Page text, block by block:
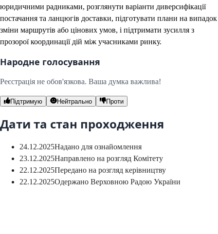
юридичними радниками, розглянути варіанти диверсифікації
постачання та ланцюгів доставки, підготувати плани на випадок
зміни маршрутів або цінових умов, і підтримати зусилля з
прозорої координації дій між учасниками ринку.
Народне голосування
Реєстрація не обов'язкова. Ваша думка важлива!
Підтримую Нейтрально Проти
Дати та стан проходження
24.12.2025Надано для ознайомлення
23.12.2025Направлено на розгляд Комітету
22.12.2025Передано на розгляд керівництву
22.12.2025Одержано Верховною Радою України